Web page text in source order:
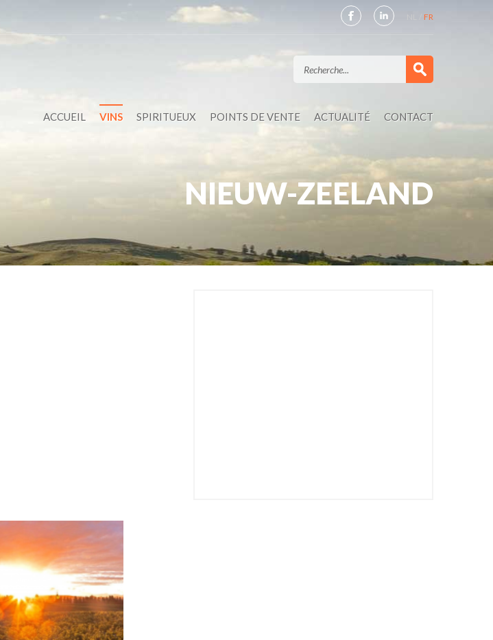
FR
ACCUEIL VINS SPIRITUEUX POINTS DE VENTE ACTUALITÉ CONTACT
NIEUW-ZEELAND